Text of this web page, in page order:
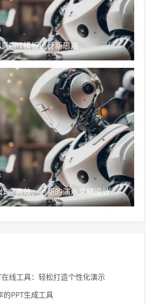
PPT模板设计新思路
：高效、创新的演示文稿设计
线工具：轻松打造个性化演示
PPT生成工具